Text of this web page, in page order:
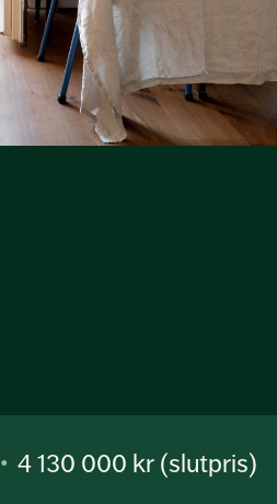
4 130 000 kr (slutpris)